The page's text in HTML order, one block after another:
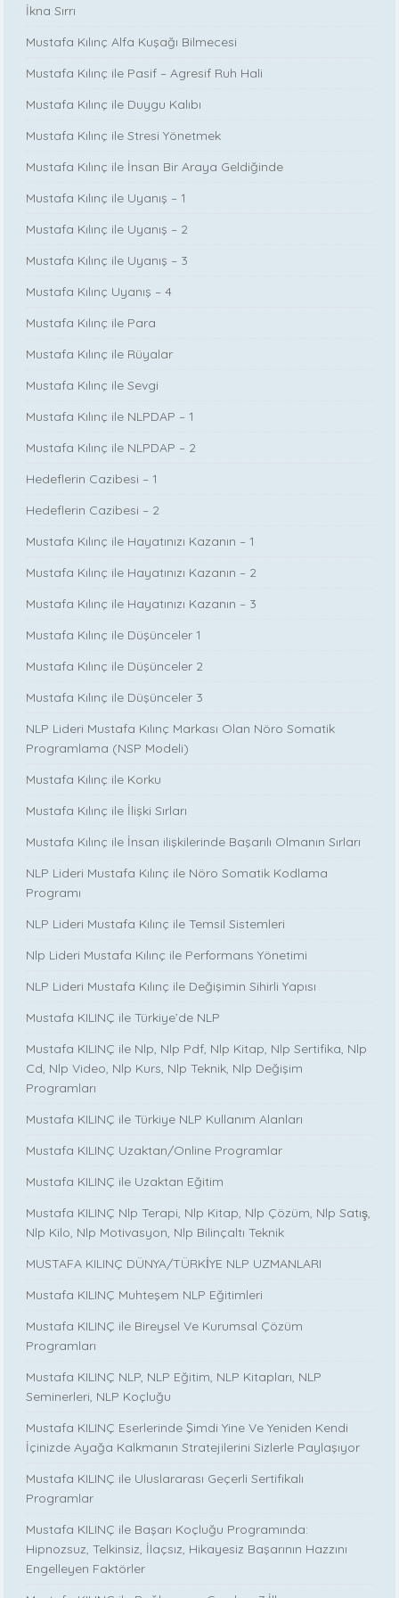
İkna Sırrı
Mustafa Kılınç Alfa Kuşağı Bilmecesi
Mustafa Kılınç ile Pasif – Agresif Ruh Hali
Mustafa Kılınç ile Duygu Kalıbı
Mustafa Kılınç ile Stresi Yönetmek
Mustafa Kılınç ile İnsan Bir Araya Geldiğinde
Mustafa Kılınç ile Uyanış – 1
Mustafa Kılınç ile Uyanış – 2
Mustafa Kılınç ile Uyanış – 3
Mustafa Kılınç Uyanış – 4
Mustafa Kılınç ile Para
Mustafa Kılınç ile Rüyalar
Mustafa Kılınç ile Sevgi
Mustafa Kılınç ile NLPDAP – 1
Mustafa Kılınç ile NLPDAP – 2
Hedeflerin Cazibesi – 1
Hedeflerin Cazibesi – 2
Mustafa Kılınç ile Hayatınızı Kazanın – 1
Mustafa Kılınç ile Hayatınızı Kazanın – 2
Mustafa Kılınç ile Hayatınızı Kazanın – 3
Mustafa Kılınç ile Düşünceler 1
Mustafa Kılınç ile Düşünceler 2
Mustafa Kılınç ile Düşünceler 3
NLP Lideri Mustafa Kılınç Markası Olan Nöro Somatik
Programlama (NSP Modeli)
Mustafa Kılınç ile Korku
Mustafa Kılınç ile İlişki Sırları
Mustafa Kılınç ile İnsan ilişkilerinde Başarılı Olmanın Sırları
NLP Lideri Mustafa Kılınç ile Nöro Somatik Kodlama
Programı
NLP Lideri Mustafa Kılınç ile Temsil Sistemleri
Nlp Lideri Mustafa Kılınç ile Performans Yönetimi
NLP Lideri Mustafa Kılınç ile Değişimin Sihirli Yapısı
Mustafa KILINÇ ile Türkiye’de NLP
Mustafa KILINÇ ile Nlp, Nlp Pdf, Nlp Kitap, Nlp Sertifika, Nlp
Cd, Nlp Video, Nlp Kurs, Nlp Teknik, Nlp Değişim
Programları
Mustafa KILINÇ ile Türkiye NLP Kullanım Alanları
Mustafa KILINÇ Uzaktan/Online Programlar
Mustafa KILINÇ ile Uzaktan Eğitim
Mustafa KILINÇ Nlp Terapi, Nlp Kitap, Nlp Çözüm, Nlp Satış,
Nlp Kilo, Nlp Motivasyon, Nlp Bilinçaltı Teknik
MUSTAFA KILINÇ DÜNYA/TÜRKİYE NLP UZMANLARI
Mustafa KILINÇ Muhteşem NLP Eğitimleri
Mustafa KILINÇ ile Bireysel Ve Kurumsal Çözüm
Programları
Mustafa KILINÇ NLP, NLP Eğitim, NLP Kitapları, NLP
Seminerleri, NLP Koçluğu
Mustafa KILINÇ Eserlerinde Şimdi Yine Ve Yeniden Kendi
İçinizde Ayağa Kalkmanın Stratejilerini Sizlerle Paylaşıyor
Mustafa KILINÇ ile Uluslararası Geçerli Sertifikalı
Programlar
Mustafa KILINÇ ile Başarı Koçluğu Programında:
Hipnozsuz, Telkinsiz, İlaçsız, Hikayesiz Başarının Hazzını
Engelleyen Faktörler